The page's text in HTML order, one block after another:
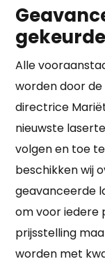
Alle
worden door
directrice
nieuwste
volgen en toe
beschikken wij
geavanceerde
om voor iedere
prijsstelling
worden met